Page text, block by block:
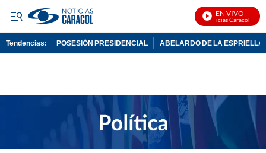
EN VIVO
Noticias Caracol En
Tendencias: POSESIÓN PRESIDENCIAL ABELARDO DE LA ESPRIELLA